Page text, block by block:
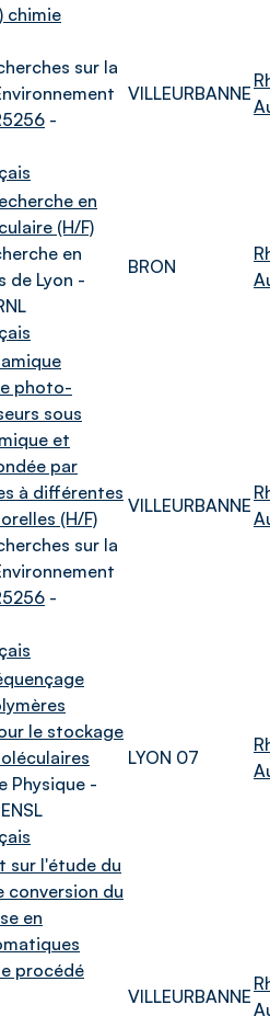
chimie
sur la
-
VILLEURBANNE
en
(H/F)
en
de Lyon -
BRON
photo-
sous
et
par
à différentes
(H/F)
sur la
-
VILLEURBANNE
le stockage
Physique -
LYON 07
sur l'étude du
conversion du
en
procédé
VILLEURBANNE